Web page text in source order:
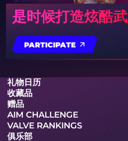
是时候打造炫酷
PARTICIPATE
礼物日历
收藏品
赠品
AIM CHALLENGE
VALVE RANKINGS
俱乐部